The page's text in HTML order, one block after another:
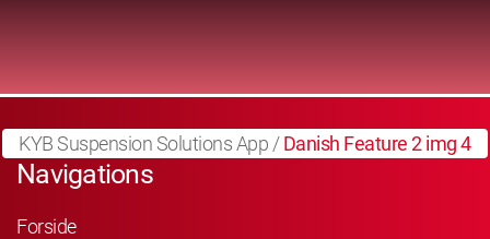
KYB Suspension Solutions App /Danish Feature 2 img 4
Navigations
Forside